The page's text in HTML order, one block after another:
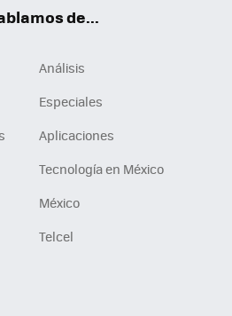
de...
Análisis
Especiales
Aplicaciones
Tecnología en México
México
Telcel